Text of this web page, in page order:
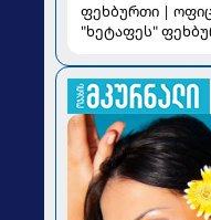
ფეხბურთი |
"ხეტაფეს"